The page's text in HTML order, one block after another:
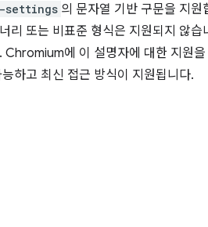
의 문자열 기반 구문을 지원
리 또는 비표준 형식은 지원되지 않습
Chromium에 이 설명자에 대한 지원
하고 최신 접근 방식이 지원됩니다.